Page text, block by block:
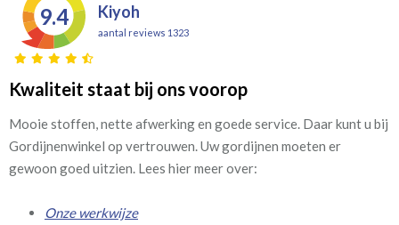
9.4 Kiyoh
aantal reviews 1323
Kwaliteit staat bij ons voorop
Mooie stoffen, nette afwerking en goede service. Daar kunt u bij
Gordijnenwinkel op vertrouwen. Uw gordijnen moeten er
gewoon goed uitzien. Lees hier meer over:
Onze werkwijze